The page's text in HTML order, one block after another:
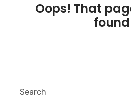
Oops! That
found